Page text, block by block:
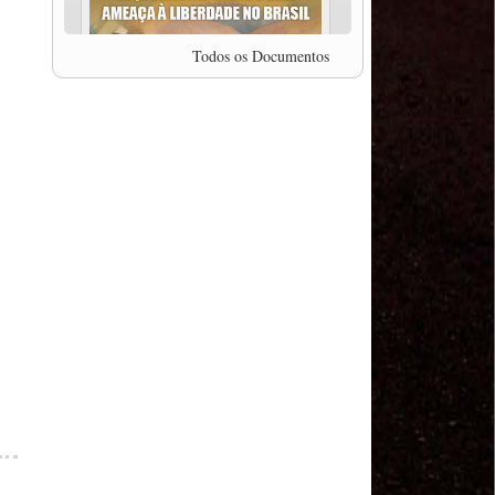
professor da Unisinos e Doutor em Ciências da
Comunicação da USP, Rafael Grohmann, que
coordena uma pesquisa internacional que visa
pressionar as plataformas digitais por melhores
Todos os Documentos